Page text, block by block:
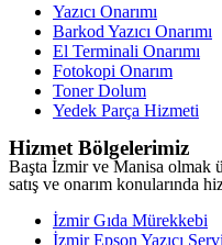
Yazıcı Onarımı
Barkod Yazıcı Onarımı
El Terminali Onarımı
Fotokopi Onarım
Toner Dolum
Yedek Parça Hizmeti
Hizmet Bölgelerimiz
Başta İzmir ve Manisa olmak
satış ve onarım konularında
İzmir Gıda Mürekkebi
İzmir Epson Yazıcı